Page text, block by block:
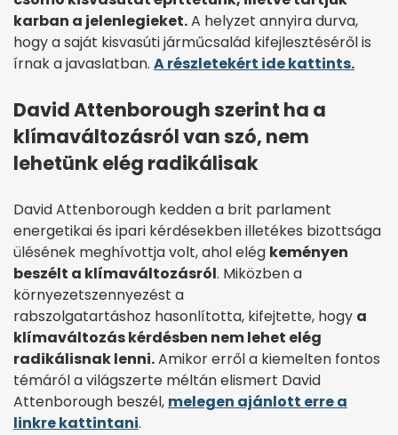
karban a jelenlegieket.A helyzet annyira durva,
hogy a saját kisvasúti járműcsalád kifejlesztéséről is
írnak a javaslatban. A részletekért ide kattints.
David Attenborough szerint ha a
klímaváltozásról van szó, nem
lehetünk elég radikálisak
David Attenborough kedden a brit parlament
energetikai és ipari kérdésekben illetékes bizottsága
ülésének meghívottja volt, ahol elég keményen
beszélt a klímaváltozásról. Miközben a
környezetszennyezést a
rabszolgatartáshoz hasonlította, kifejtette, hogy a
klímaváltozás kérdésben nem lehet elég
radikálisnak lenni.Amikor erről a kiemelten fontos
témáról a világszerte méltán elismert David
Attenborough beszél, melegen ajánlott erre a
linkre kattintani.